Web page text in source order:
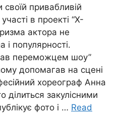
привабливій
в проекті “Х-
актора не
і популярності.
переможцем шоу”
допомагав на сцені
хореограф Анна
ділиться закулісними
фото і … Read